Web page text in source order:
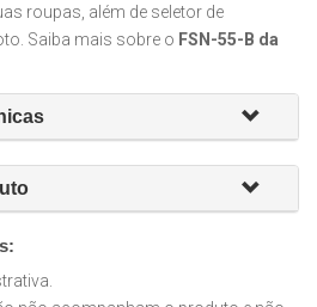
roupas, além de seletor de
Saiba mais sobre o FSN-55-B da